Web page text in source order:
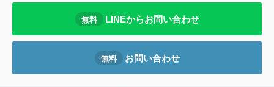
無料 LINEからお問い合わせ
無料 お問い合わせ